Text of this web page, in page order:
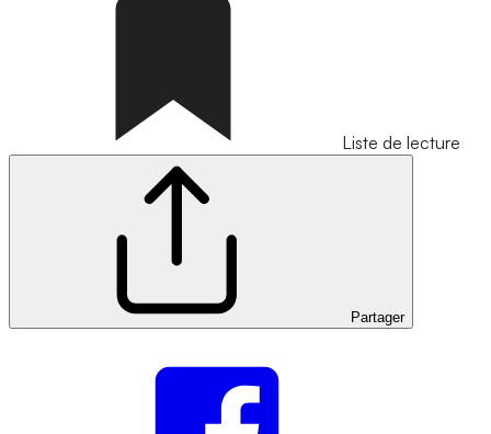
Liste de lecture
Partager